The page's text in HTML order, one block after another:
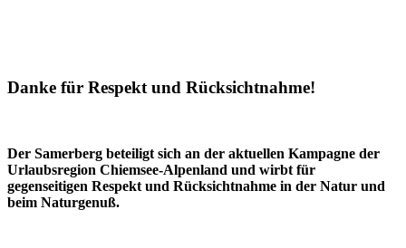
Danke für Respekt und Rücksichtnahme!
Der Samerberg beteiligt sich an der aktuellen Kampagne der
Urlaubsregion Chiemsee-Alpenland und wirbt für
gegenseitigen Respekt und Rücksichtnahme in der Natur und
beim Naturgenuß.